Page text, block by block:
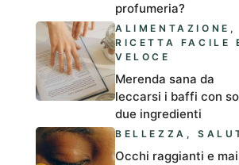
profumeria?
ALIMENTAZIONE ,
RICETTA FACILE
VELOCE
Merenda sana da
leccarsi i baffi con
due ingredienti
BELLEZZA ,
Occhi raggianti e mai